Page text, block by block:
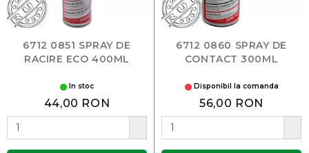
6712 0851 SPRAY DE
RACIRE ECO 400ML
In stoc
44,00 RON
6712 0860 SPRAY DE
CONTACT 300ML
Disponibil la comanda
56,00 RON